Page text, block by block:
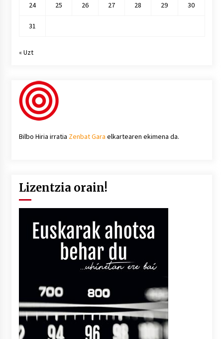
24 25 26 27 28 29 30
31
« Uzt
Bilbo Hiria irratia Zenbat Gara elkartearen ekimena da.
Lizentzia orain!